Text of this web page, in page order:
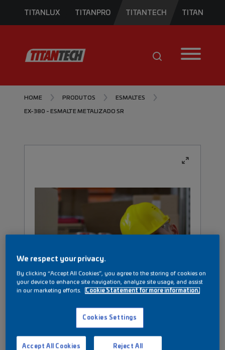
TITANLUX TITANPRO TITANTECH TITAN
HOME PRODUTOS ESMALTES
EX-380 - ESMALTE METALIZADO SR
We respect your privacy.
By clicking “Accept All Cookies”, you agree to the storing of cookies on
your device to enhance site navigation, analyze site usage, and assist
in our marketing efforts.
Cookie Statement for more information.
Cookies Settings
Reject All
Accept All Cookies